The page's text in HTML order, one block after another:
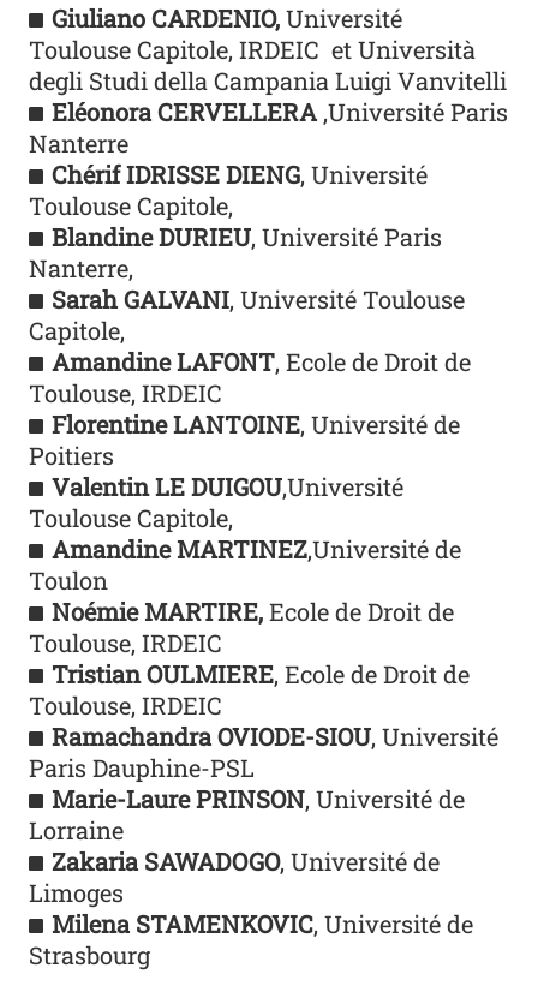
Giuliano CARDENIO,Université
Toulouse Capitole, IRDEIC et Università
degli Studi della Campania Luigi Vanvitelli
Eléonora CERVELLERA ,Université Paris
Nanterre
Chérif IDRISSE DIENG, Université
Toulouse Capitole,
Blandine DURIEU, Université Paris
Nanterre,
Sarah GALVANI, Université Toulouse
Capitole,
Amandine LAFONT, Ecole de Droit de
Toulouse, IRDEIC
Florentine LANTOINE, Université de
Poitiers
Valentin LE DUIGOU,Université
Toulouse Capitole,
Amandine MARTINEZ,Université de
Toulon
Noémie MARTIRE,Ecole de Droit de
Toulouse, IRDEIC
Tristian OULMIERE, Ecole de Droit de
Toulouse, IRDEIC
Ramachandra OVIODE-SIOU, Université
Paris Dauphine-PSL
Marie-Laure PRINSON, Université de
Lorraine
Zakaria SAWADOGO, Université de
Limoges
Milena STAMENKOVIC, Université de
Strasbourg